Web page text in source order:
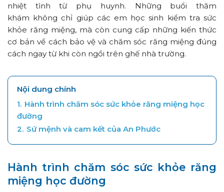
nhiệt tình từ phụ huynh. Những buổi thăm
khám không chỉ giúp các em học sinh kiểm tra sức
khỏe răng miệng, mà còn cung cấp những kiến thức
cơ bản về cách bảo vệ và chăm sóc răng miệng đúng
cách ngay từ khi còn ngồi trên ghế nhà trường.
Nội dung chính
1. Hành trình chăm sóc sức khỏe răng miệng học
đường
2. Sứ mệnh và cam kết của An Phước
Hành trình chăm sóc sức khỏe răng
miệng học đường